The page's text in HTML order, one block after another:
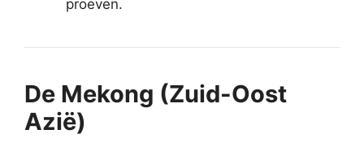
proeven.
De Mekong (Zuid-Oost
Azië)